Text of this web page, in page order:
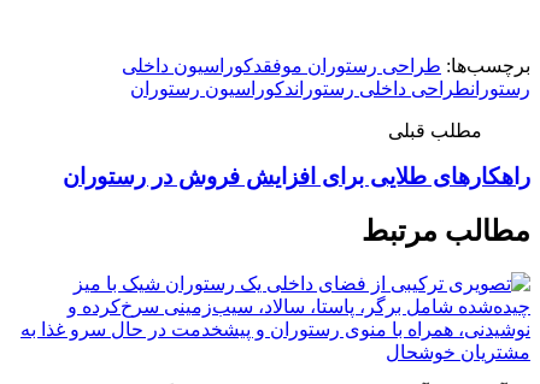
برچسب‌ها: طراحی رستوران موفقدکوراسیون داخلی
رستورانطراحی داخلی رستوراندکوراسیون رستوران
مطلب قبلی
راهکارهای طلایی برای افزایش فروش در رستوران
مطالب مرتبط